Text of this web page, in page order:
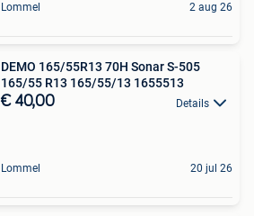
Lommel 2 aug 26
DEMO 165/55R13 70H Sonar S-505
165/55 R13 165/55/13 1655513
€ 40,00 Details
Lommel 20 jul 26